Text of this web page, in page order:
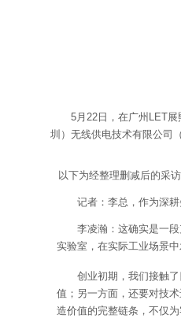
5月22日，在广州LET
圳）无线供电技术有限公司
以下为经整理删减后的采访
记者：李总，作为深
李凌瀚：这确实是一
实验室，在实际工业场景
创业初期，我们接触
值；另一方面，还要对技
造价值的完整链条，不仅